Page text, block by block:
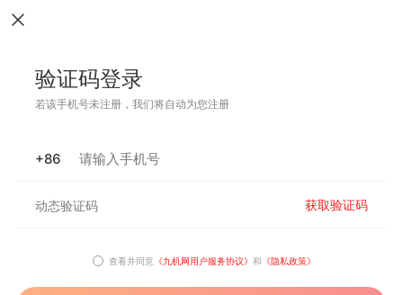
验证码登录
若该手机号未注册，我们将自动为您注册
+86
获取验证码
查看并同意 《九机网用户服务协议》 和 《隐私政策》